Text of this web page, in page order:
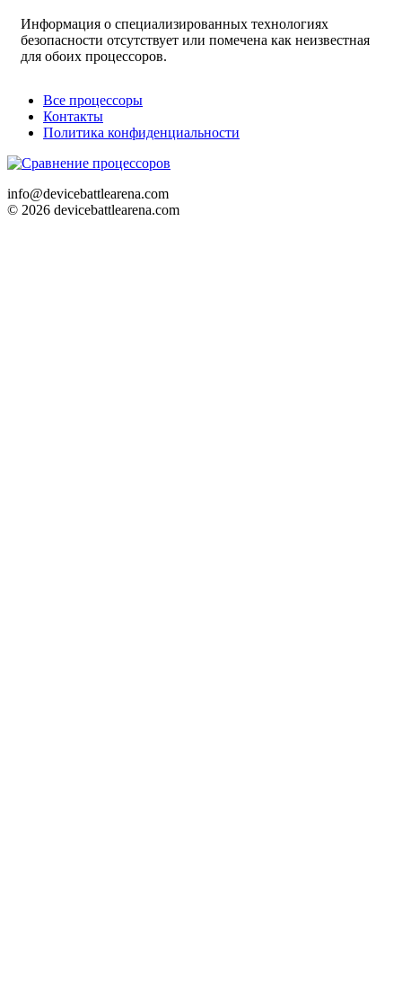
Информация о специализированных технологиях
безопасности отсутствует или помечена как неизвестная
для обоих процессоров.
Все процессоры
Контакты
Политика конфиденциальности
info@devicebattlearena.com
© 2026 devicebattlearena.com